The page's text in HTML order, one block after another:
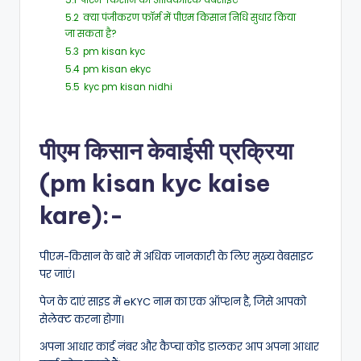
5.2 क्या पंजीकरण फॉर्म में पीएम किसान निधि सुधार किया
जा सकता है?
5.3 pm kisan kyc
5.4 pm kisan ekyc
5.5 kyc pm kisan nidhi
पीएम किसान केवाईसी प्रक्रिया
(pm kisan kyc kaise
kare):-
पीएम-किसान के बारे में अधिक जानकारी के लिए मुख्य वेबसाइट
पर जाएं।
पेज के दाएं साइड में eKYC नाम का एक ऑप्शन है, जिसे आपको
सेलेक्ट करना होगा।
अपना आधार कार्ड नंबर और कैप्चा कोड डालकर आप अपना आधार